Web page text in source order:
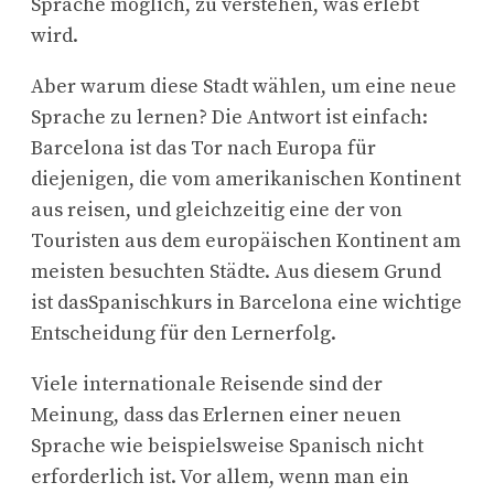
wird.
Aber warum diese Stadt wählen, um eine neue
Sprache zu lernen? Die Antwort ist einfach:
Barcelona ist das Tor nach Europa für
diejenigen, die vom amerikanischen Kontinent
aus reisen, und gleichzeitig eine der von
Touristen aus dem europäischen Kontinent am
meisten besuchten Städte. Aus diesem Grund
ist dasSpanischkurs in Barcelona eine wichtige
Entscheidung für den Lernerfolg.
Viele internationale Reisende sind der
Meinung, dass das Erlernen einer neuen
Sprache wie beispielsweise Spanisch nicht
erforderlich ist. Vor allem, wenn man ein